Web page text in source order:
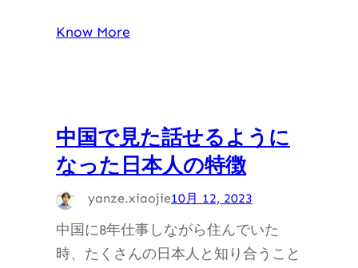
Know More
中国で見た話せるように
なった日本人の特徴
yanze.xiaojie10月 12, 2023
中国に8年仕事しながら住んでいた
時、たくさんの日本人と知り合うこと